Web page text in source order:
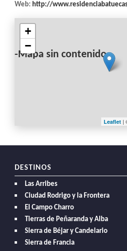
Web: http://
-Mapa sin contenido-
+
−
Leaflet |
DESTINOS
Las Arribes
Ciudad Rodrigo y la Frontera
El Campo Charro
Tierras de Peñaranda y Alba
Sierra de Béjar y Candelario
Sierra de Francia